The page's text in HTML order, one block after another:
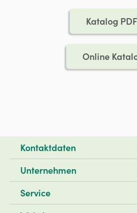
Katalog
Online
Kontaktdaten
Unternehmen
Service